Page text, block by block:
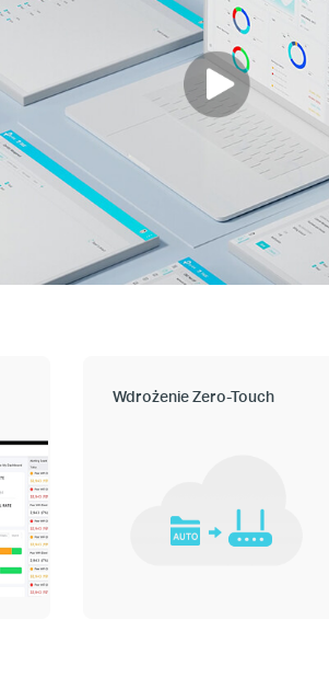
Wdrożenie Zero-Touch